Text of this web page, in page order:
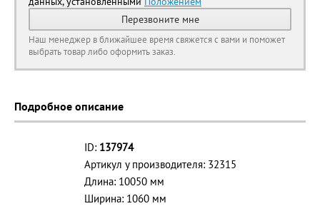
Перезвоните мне
Наш менеджер в ближайшее время свяжется с вами и поможет
выбрать товар либо оформить заказ.
Подробное описание
ID: 137974
Артикул у производителя: 32315
Длина: 10050 мм
Ширина: 1060 мм